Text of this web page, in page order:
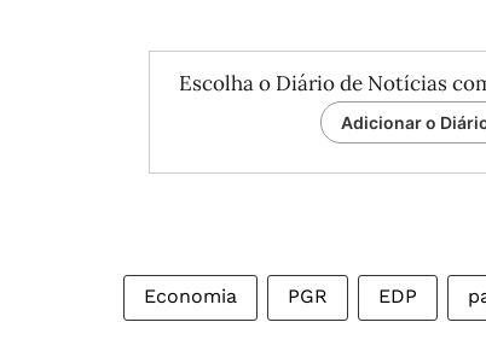
Escolha o Diário de Notícias
Adicionar o
Economia PGR EDP